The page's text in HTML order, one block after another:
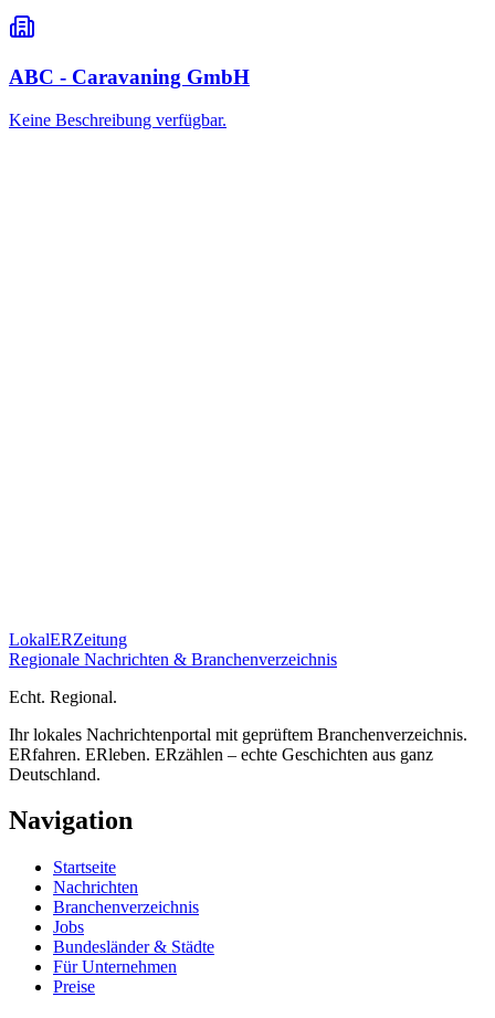
ABC - Caravaning GmbH
Keine Beschreibung verfügbar.
LokalERZeitung
Regionale Nachrichten & Branchenverzeichnis
Echt. Regional.
Ihr lokales Nachrichtenportal mit geprüftem Branchenverzeichnis.
ERfahren. ERleben. ERzählen – echte Geschichten aus ganz
Deutschland.
Navigation
Startseite
Nachrichten
Branchenverzeichnis
Jobs
Bundesländer & Städte
Für Unternehmen
Preise